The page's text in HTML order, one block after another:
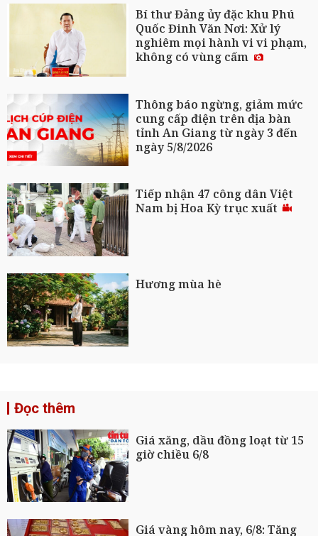
Bí thư Đảng ủy đặc khu Phú
Quốc Đinh Văn Nơi: Xử lý
nghiêm mọi hành vi vi phạm,
không có vùng cấm
Thông báo ngừng, giảm mức
cung cấp điện trên địa bàn
tỉnh An Giang từ ngày 3 đến
ngày 5/8/2026
Tiếp nhận 47 công dân Việt
Nam bị Hoa Kỳ trục xuất
Hương mùa hè
Đọc thêm
Giá xăng, dầu đồng loạt từ 15
giờ chiều 6/8
Giá vàng hôm nay, 6/8: Tăng